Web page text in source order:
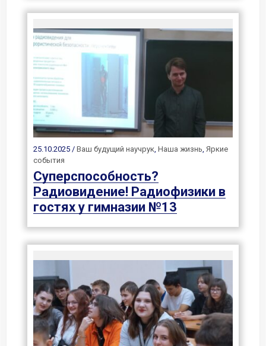
25.10.2025 / Ваш будущий научрук, Наша жизнь, Яркие
события
Суперспособность?
Радиовидение! Радиофизики в
гостях у гимназии №13